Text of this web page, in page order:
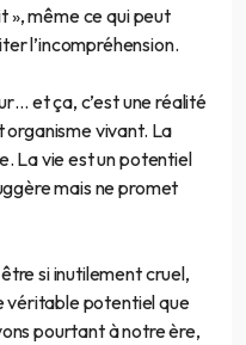
», même ce qui peut
l’incompréhension.
et ça, c’est une réalité
vivant. La
La vie est un potentiel
mais ne promet
si inutilement cruel,
véritable potentiel que
pourtant à notre ère,